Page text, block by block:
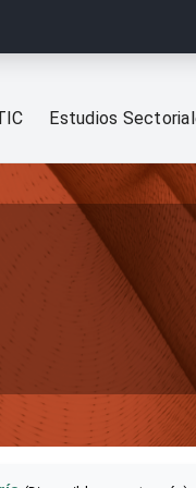
Estudios